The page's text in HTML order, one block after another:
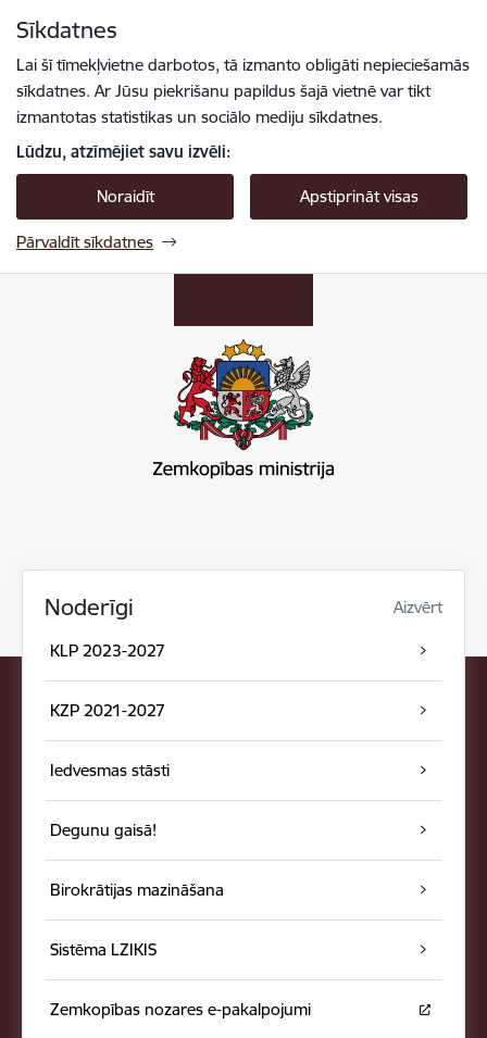
Sīkdatnes
Lai šī tīmekļvietne darbotos, tā izmanto obligāti nepieciešamās
sīkdatnes. Ar Jūsu piekrišanu papildus šajā vietnē var tikt
izmantotas statistikas un sociālo mediju sīkdatnes.
Lūdzu, atzīmējiet savu izvēli:
Noraidīt Apstiprināt visas
Pārvaldīt sīkdatnes
Noderīgi Aizvērt
KLP 2023-2027
KZP 2021-2027
Iedvesmas stāsti
Degunu gaisā!
Birokrātijas mazināšana
Sistēma LZIKIS
Zemkopības nozares e-pakalpojumi